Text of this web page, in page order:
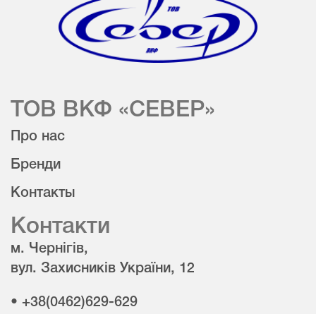
ТОВ ВКФ «СЕВЕР»
Про нас
Бренди
Контакты
Контакти
м. Чернігів,
вул. Захисників України, 12
• +38(0462)629-629